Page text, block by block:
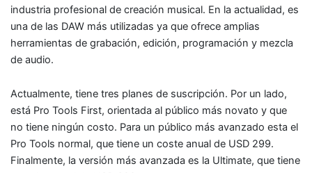
industria profesional de creación musical. En la actualidad, es
una de las DAW más utilizadas ya que ofrece amplias
herramientas de grabación, edición, programación y mezcla
de audio.
Actualmente, tiene tres planes de suscripción. Por un lado,
está Pro Tools First, orientada al público más novato y que
no tiene ningún costo. Para un público más avanzado esta el
Pro Tools normal, que tiene un coste anual de USD 299.
Finalmente, la versión más avanzada es la Ultimate, que tiene